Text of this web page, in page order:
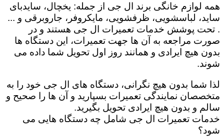
همه لوازم خانگی برند ال جی از جمله: یخچال، سایدبای
ساید، لباسشویی، ظرفشویی، مایکروفر، جاروبرقی و ...
. تحت پوشش خدمات تعمیرات ال جی هستند و در
صورت مراجعه به آن ها جهت تعمیرات، این دستگاه ها
بدون هیچ ایرادی و همانند روز اول تحویل شما داده می
شوند.
لذا شما بدون هیچ نگرانی، دستگاه های ال جی خود را به
متخصصان نمایندگی تعمیرات بسپارید و آن ها را صحیح و
سالم و بدون هیچ ایرادی تحویل بگیرید.
خدمات تعمیرات ال جی شامل چه دستگاه هایی می
شود؟